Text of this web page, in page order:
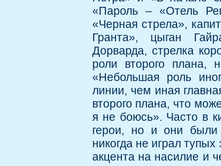
«Пароль – «Отель
«Черная стрела»,
Гранта», цыган
Дорварда, стрелка
роли второго плана,
«Небольшая роль
линии, чем иная
второго плана, что
я не боюсь». Часто в
герои, но и они
никогда не играл
акцента на насилие и